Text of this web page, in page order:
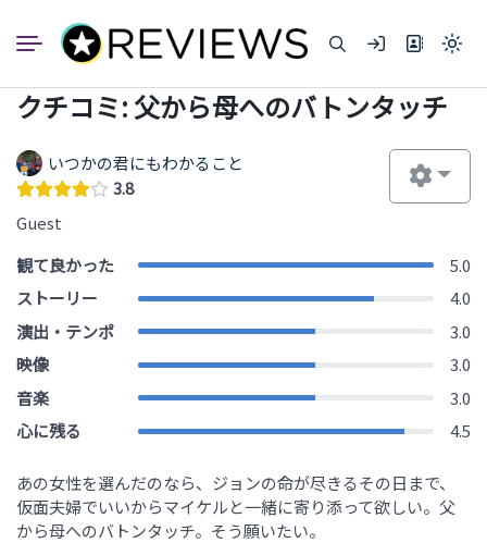
ン
Light
dark)
クチコミ: 父から母へのバトンタッチ
いつかの君にもわかること
3.8
Guest
観て良かった
5.0
ストーリー
4.0
演出・テンポ
3.0
映像
3.0
音楽
3.0
心に残る
4.5
あの女性を選んだのなら、ジョンの命が尽きるその日まで、
仮面夫婦でいいからマイケルと一緒に寄り添って欲しい。父
から母へのバトンタッチ。そう願いたい。